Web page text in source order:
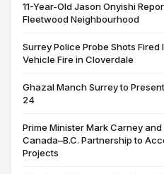
11-Year-Old Jason Onyishi
Fleetwood Neighbourhood
Surrey Police Probe Shots
Vehicle Fire in Cloverdale
Ghazal Manch Surrey to
24
Prime Minister Mark Carney
Canada–B.C. Partnership to
Projects